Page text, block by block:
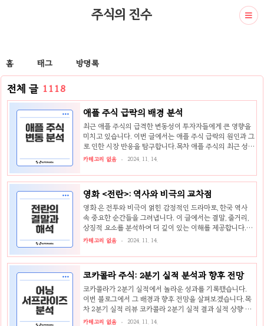
주식의 진수
홈 태그 방명록
전체 글 1118
애플 주식 급락의 배경 분석
최근 애플 주식의 급격한 변동성이 투자자들에게 큰 영향을
미치고 있습니다. 이번 글에서는 애플 주식 급락의 원인과 그
로 인한 시장 반응을 탐구합니다.목차 애플 주식의 최근 성과
와 하락 주식 시장의 전반적 흐름 애플 주식의 장중 최고치와
거래 마감 직전의 시장 반응 및 투자자 전략 향후 애플 주식
예측 애플 주식의 최근 성과와 하락주식 시장의 전반적 흐름
최근 주식 시장에서 애플은 상당한 주목을 받았습니다. 많은
투자자들은 애플이 주요 주가지수의 분기 조정에서 큰 승자
가 될 것으로 기대했습니다. 이러한 기대감은 20일 동부시간
오후 3시 30분에 애플 주가가 231.92달러를 기..
카테고리 없음 2024. 11. 14.
영화 <전란>: 역사와 비극의 교차점
영화 은 전투와 비극이 얽힌 감정적인 드라마로, 한국 역사
속 중요한 순간들을 그려냅니다. 이 글에서는 결말, 줄거리,
상징적 요소를 분석하여 더 깊이 있는 이해를 제공합니다.목
차 비극적 결말의 해석 종려와 천영의 갈등 결투의 드라마와
속 운명의 전환점 상징적 요소 - 잘린 코와 쿠키 영상 잘린
해석영화 은 치열한 전쟁과 개인 간의 갈등을 통해 인간의 비
극적인 운명을 그립니다. 본 섹션에서는 종려와 천영의 갈등
과 결투의 드라마와 여운에 대한 깊은 분석을 진행하겠습니
다.종려와 천영의 갈등영화의 핵심 갈등은 천영(강동원)과
종려(박정민)의 관계에서 비롯됩니다. 이들은 어릴 적..
카테고리 없음 2024. 11. 14.
코카콜라 주식: 2분기 실적 분석과 향후 전망
코카콜라가 2분기 실적에서 놀라운 성과를 기록했습니다.
이번 블로그에서 그 배경과 향후 전망을 살펴보겠습니다.목
차 2분기 실적 리뷰 코카콜라 2분기 실적 결과 실적 상향 조
정의 의미 코카콜라 주가 및 전망 주가 흐름과 배당 매력 펩
카테고리 없음 2024. 11. 14.